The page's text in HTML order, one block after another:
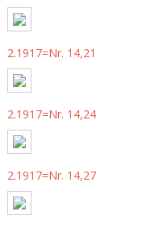
2.1917=Nr. 14,21
2.1917=Nr. 14,24
2.1917=Nr. 14,27